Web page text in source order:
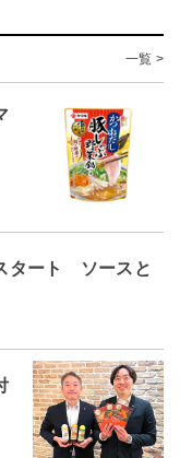
一覧 >
タート ソースと